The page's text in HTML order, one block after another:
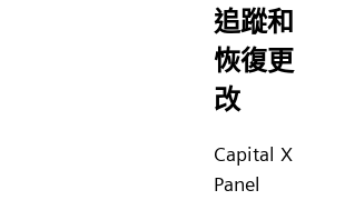
追蹤和
恢復更
改
Capital X
Panel